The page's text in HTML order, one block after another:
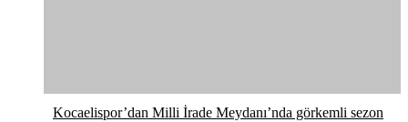
Kocaelispor’dan Milli İrade Meydanı’nda görkemli sezon